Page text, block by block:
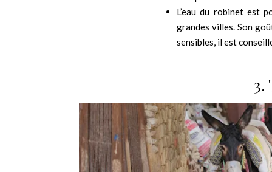
L’eau du robinet est
grandes villes. Son
sensibles, il est
3.